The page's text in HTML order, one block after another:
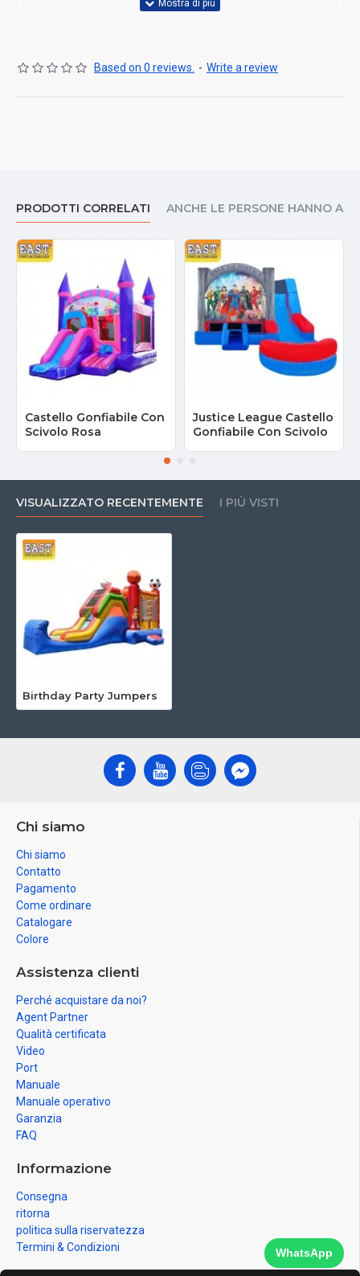
Based on 0 reviews. - Write a review
PRODOTTI CORRELATI ANCHE LE PERSONE HANNO
Castello Gonfiabile Con
Scivolo Rosa
Justice League Castello
Gonfiabile Con Scivolo
VISUALIZZATO RECENTEMENTE I PIÙ VISTI
Birthday Party Jumpers
Chi siamo
Chi siamo
Contatto
Pagamento
Come ordinare
Catalogare
Colore
Assistenza clienti
Perché acquistare da noi?
Agent Partner
Qualità certificata
Video
Port
Manuale
Manuale operativo
Garanzia
FAQ
Informazione
Consegna
ritorna
politica sulla riservatezza
Termini & Condizioni
WhatsApp